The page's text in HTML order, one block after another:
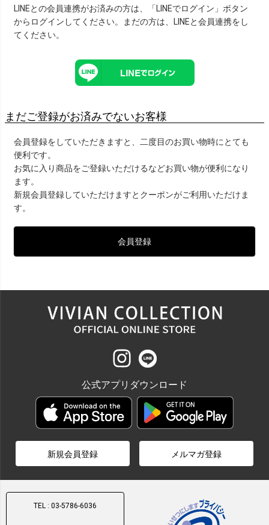
LINEとの会員連携がお済みの方は、「LINEでログイン」ボタン
からログインしてください。まだの方は、
LINEと会員連携をし
てください。
まだご登録がお済みでないお客様
会員登録をしていただきますと、二度目のお買い物時にとても
便利です。
お気に入り商品をご登録いただけるなどお買い物が便利になり
ます。
新規会員登録していただけますとクーポンがご利用いただけま
す。
会員登録
公式アプリダウンロード
新規会員登録 メルマガ登録
TEL : 03-5786-6036